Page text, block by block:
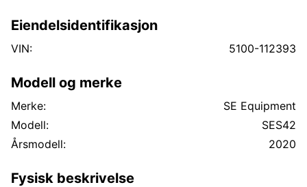
Eiendelsidentifikasjon
VIN: 5100-112393
Modell og merke
Merke:
SE Equipment
Modell:
SES42
Årsmodell:
2020
Fysisk beskrivelse